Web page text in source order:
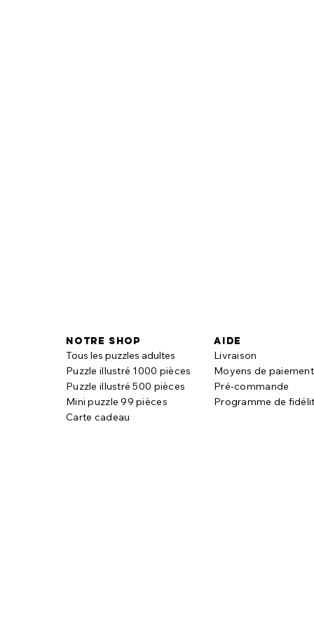
Notre shop
Tous les puzzles adultes
Puzzle illustré 1000 pièces
Puzzle illustré 500 pièces
Mini puzzle 99 pièces
Carte cadeau
aide
Livraison
Moyens de paiement
Pré-commande
Programme de